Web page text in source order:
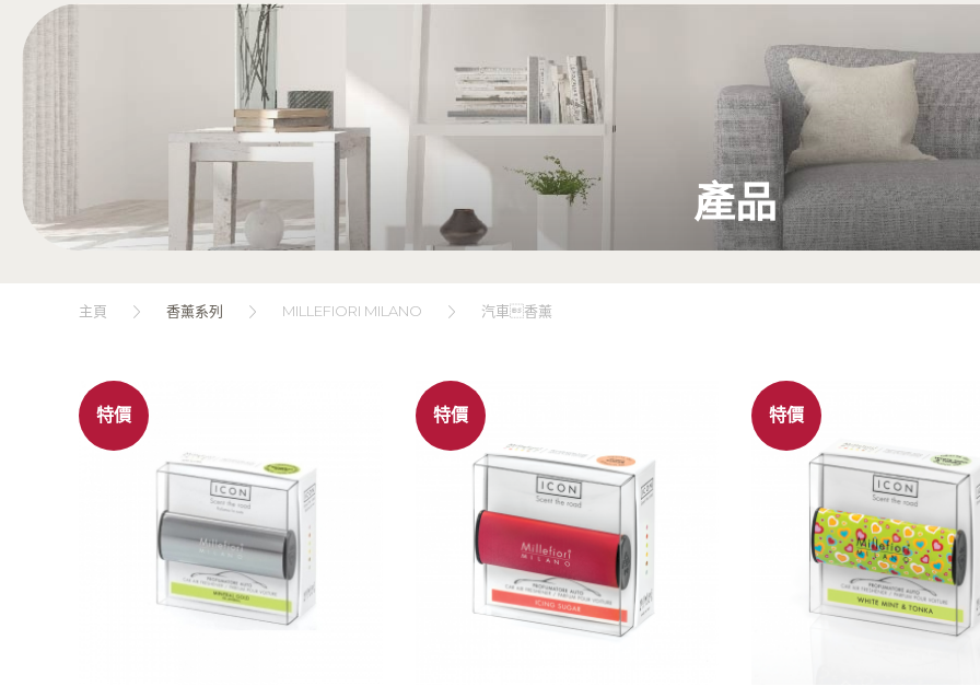
購買訂單 *淨金額未滿 HK $ 500，需另加 HK$ 50 服務費享用
產品
主頁 香薰系列 MILLEFIORI MILANO 汽車香薰
特價 特價 特價